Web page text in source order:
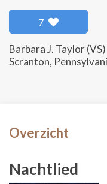
7
Barbara J. Taylor
Scranton,
Overzicht
Nachtlied